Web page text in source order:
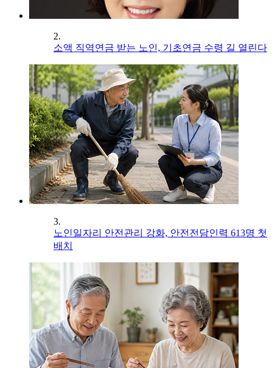
2.
소액 직역연금 받는 노인, 기초연금 수령 길 열린다
3.
노인일자리 안전관리 강화, 안전전담인력 613명 첫
배치